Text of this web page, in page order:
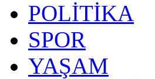
POLİTİKA
SPOR
YAŞAM